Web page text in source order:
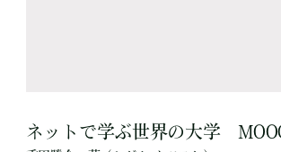
ネットで学ぶ世界の大学